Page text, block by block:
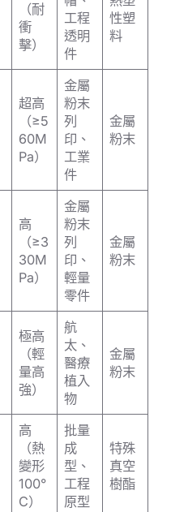
（耐
衝
擊）
工程
透明
件
性塑
料
超高
（≥5
60M
Pa）
金屬
粉末
列
印、
工業
件
金屬
粉末
高
（≥3
30M
Pa）
金屬
粉末
列
印、
輕量
零件
金屬
粉末
極高
（輕
量高
強）
航
太、
醫療
植入
物
金屬
粉末
高
（熱
變形
100°
C）
批量
成
型、
工程
原型
特殊
真空
樹酯